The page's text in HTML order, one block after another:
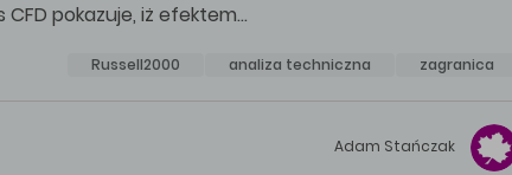
pokazuje, iż efektem…
Russell2000 analiza techniczna zagranica
Adam Stańczak